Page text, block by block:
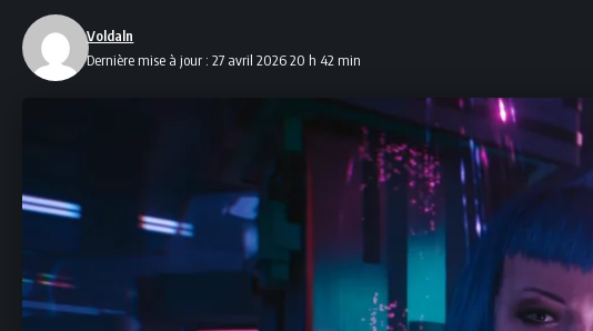
Dernière mise à jour : 27 avril 2026 20 h 42 min
Voldaln